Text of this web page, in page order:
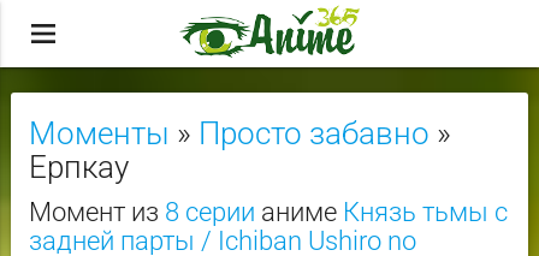
menu
Моменты » Просто забавно »
Ерпкау
Момент из 8 серии аниме Князь тьмы с
задней парты / Ichiban Ushiro no